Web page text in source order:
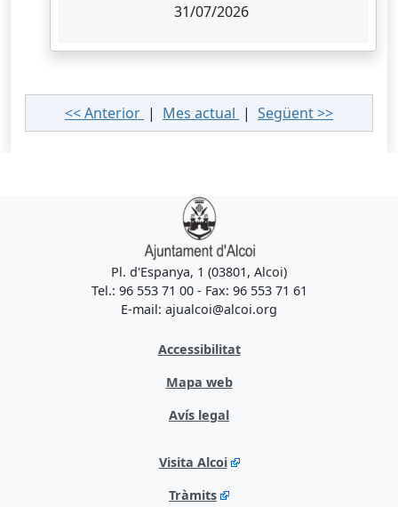
31/07/2026
<< Anterior | Mes actual | Següent >>
Pl. d'Espanya, 1 (03801, Alcoi)
Tel.: 96 553 71 00 - Fax: 96 553 71 61
E-mail: ajualcoi@alcoi.org
Accessibilitat
Mapa web
Avís legal
Visita Alcoi
Tràmits